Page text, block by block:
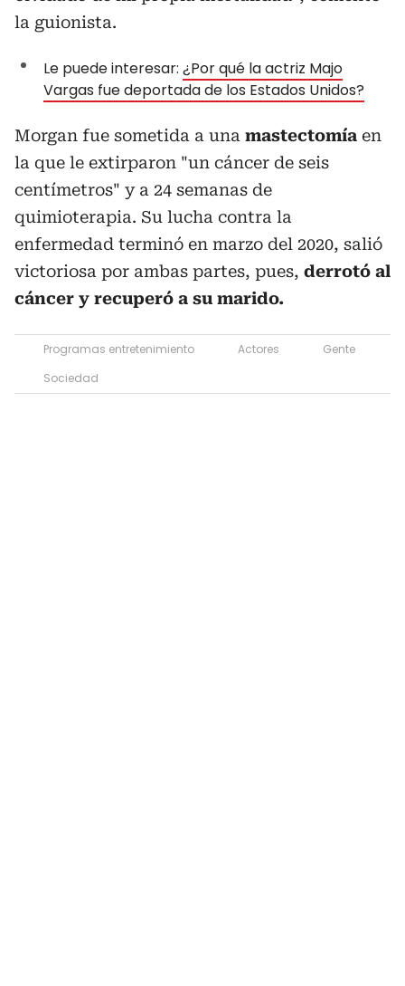
la guionista.
Le puede interesar: ¿Por qué la actriz Majo
Vargas fue deportada de los Estados Unidos?
Morgan fue sometida a una mastectomía en
la que le extirparon "un cáncer de seis
centímetros" y a 24 semanas de
quimioterapia. Su lucha contra la
enfermedad terminó en marzo del 2020, salió
victoriosa por ambas partes, pues, derrotó al
cáncer y recuperó a su marido.
Programas entretenimiento Actores
Gente
Sociedad